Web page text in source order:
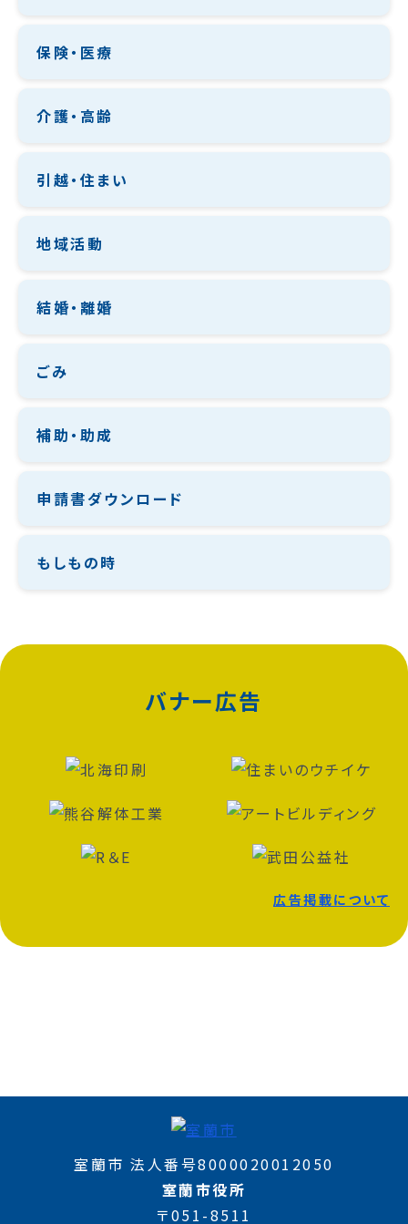
保険・医療
介護・高齢
引越・住まい
地域活動
結婚・離婚
ごみ
補助・助成
申請書ダウンロード
もしもの時
バナー広告
広告掲載について
室蘭市 法人番号8000020012050
室蘭市役所
〒051-8511